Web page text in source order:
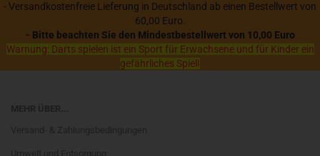
- Versandkostenfreie Lieferung in Deutschland ab einen Bestellwert von
60,00 Euro.
- Bitte beachten Sie den Mindestbestellwert von 10,00 Euro
Warnung: Darts spielen ist ein Sport für Erwachsene und für Kinder ein
gefährliches Spiel!